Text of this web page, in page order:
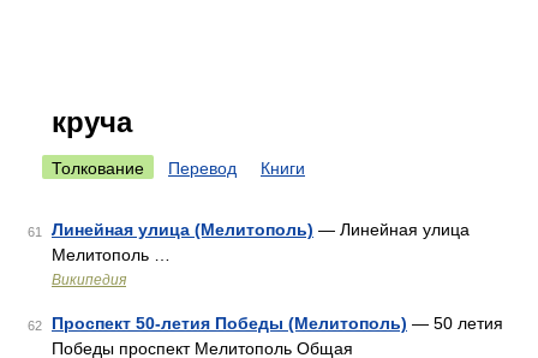
круча
Толкование Перевод Книги
61 Линейная улица (Мелитополь) — Линейная улица
Мелитополь …
Википедия
62 Проспект 50-летия Победы (Мелитополь) — 50 летия
Победы проспект Мелитополь Общая